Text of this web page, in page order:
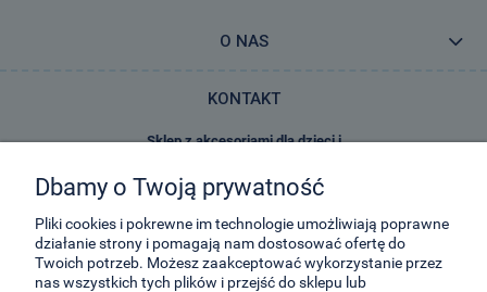
O NAS
KONTAKT
Sklep z akcesoriami dla dzieci i
29-Listopada 8
32-050 Skawina
kontakt@e-kidsplanet.com
Dbamy o Twoją prywatność
Pliki cookies i pokrewne im technologie umożliwiają poprawne
działanie strony i pomagają nam dostosować ofertę do
Twoich potrzeb. Możesz zaakceptować wykorzystanie przez
nas wszystkich tych plików i przejść do sklepu lub